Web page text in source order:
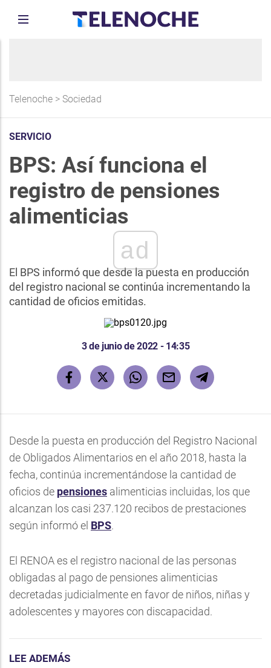
Telenoche > Sociedad
SERVICIO
BPS: Así funciona el
registro de pensiones
alimenticias
ad
El BPS informó que desde la puesta en producción
del registro nacional se continúa incrementando la
cantidad de oficios emitidas.
3 de junio de 2022 - 14:35
Desde la puesta en producción del Registro Nacional
de Obligados Alimentarios en el año 2018, hasta la
fecha, continúa incrementándose la cantidad de
oficios de pensiones alimenticias incluidas, los que
alcanzan los casi 237.120 recibos de prestaciones
según informó el BPS.
El RENOA es el registro nacional de las personas
obligadas al pago de pensiones alimenticias
decretadas judicialmente en favor de niños, niñas y
adolescentes y mayores con discapacidad.
LEE ADEMÁS